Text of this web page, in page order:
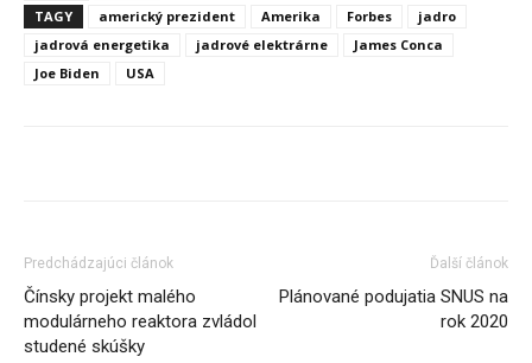
TAGY
americký prezident Amerika Forbes
jadro
jadrová energetika
jadrové elektrárne
James Conca
Joe Biden
USA
Predchádzajúci článok
Čínsky projekt malého
modulárneho reaktora zvládol
studené skúšky
Ďalší článok
Plánované podujatia SNUS na
rok 2020